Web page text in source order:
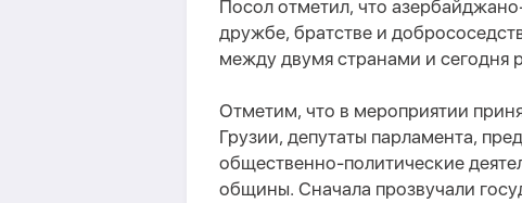
Посол отметил, что
дружбе, братстве и
между двумя странами и сегодня
Отметим, что в мероприятии
Грузии, депутаты парламента,
общественно-политические
общины. Сначала прозвучали